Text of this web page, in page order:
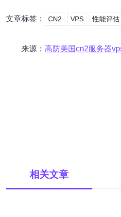
文章标签： CN2 VPS 性能评估
来源： 高防美国cn2服务器
相关文章